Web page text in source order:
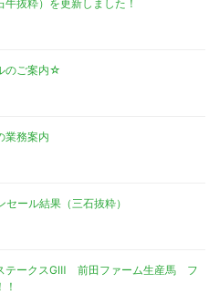
抜粋）を更新しました！
のご案内☆
業務案内
セール結果（三石抜粋）
ステークスGⅢ 前田ファーム生産馬 フ